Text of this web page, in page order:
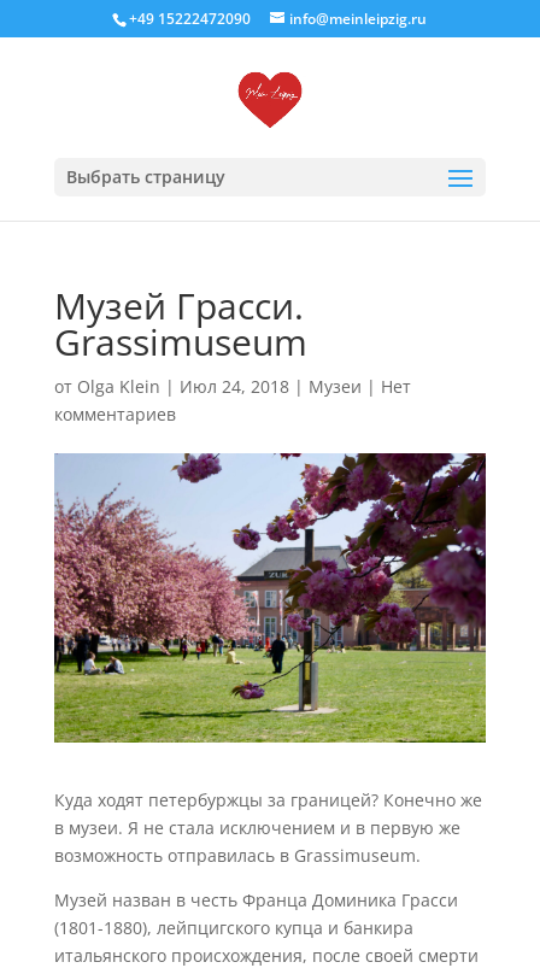
+49 15222472090 info@meinleipzig.ru
Выбрать страницу
Музей Грасси.
Grassimuseum
от Olga Klein | Июл 24, 2018| Музеи | Нет
комментариев
Куда ходят петербуржцы за границей? Конечно же
в музеи. Я не стала исключением и в первую же
возможность отправилась в Grassimuseum.
Музей назван в честь Франца Доминика Грасси
(1801-1880), лейпцигского купца и банкира
итальянского происхождения, после своей смерти